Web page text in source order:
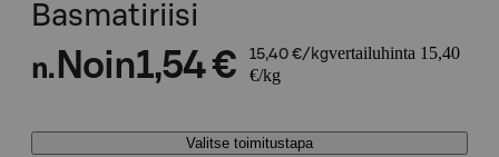
Basmatiriisi
n. Noin1,54 € 15,40 €/kgvertailuhinta 15,40
€/kg
Valitse toimitustapa